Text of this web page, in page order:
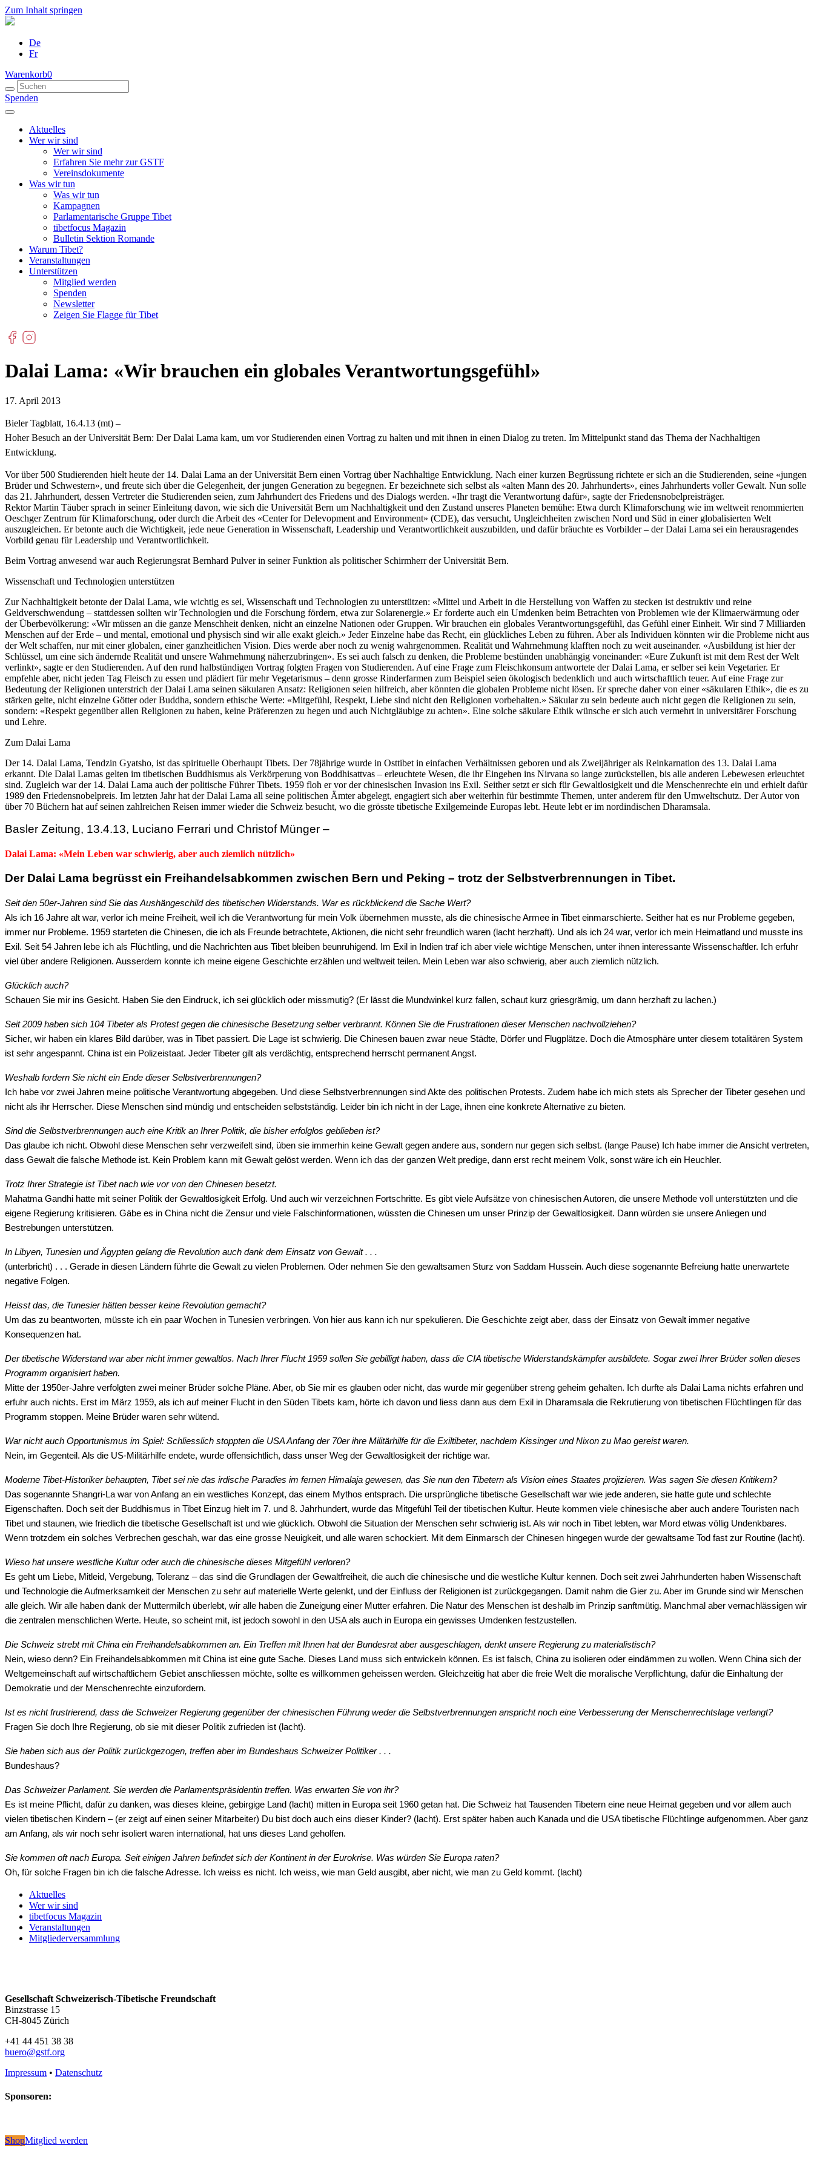
Zum Inhalt springen
De
Fr
Warenkorb0
Spenden
Aktuelles
Wer wir sind
Wer wir sind
Erfahren Sie mehr zur GSTF
Vereinsdokumente
Was wir tun
Was wir tun
Kampagnen
Parlamentarische Gruppe Tibet
tibetfocus Magazin
Bulletin Sektion Romande
Warum Tibet?
Veranstaltungen
Unterstützen
Mitglied werden
Spenden
Newsletter
Zeigen Sie Flagge für Tibet
Dalai Lama: «Wir brauchen ein globales Verantwortungsgefühl»
17. April 2013
Bieler Tagblatt, 16.4.13 (mt) –
Hoher Besuch an der Universität Bern: Der Dalai Lama kam, um vor Studierenden einen Vortrag zu halten und mit ihnen in einen Dialog zu treten. Im Mittelpunkt stand das Thema der Nachhaltigen
Entwicklung.
Vor über 500 Studierenden hielt heute der 14. Dalai Lama an der Universität Bern einen Vortrag über Nachhaltige Entwicklung. Nach einer kurzen Begrüssung richtete er sich an die Studierenden, seine «jungen
Brüder und Schwestern», und freute sich über die Gelegenheit, der jungen Generation zu begegnen. Er bezeichnete sich selbst als «alten Mann des 20. Jahrhunderts», eines Jahrhunderts voller Gewalt. Nun solle
das 21. Jahrhundert, dessen Vertreter die Studierenden seien, zum Jahrhundert des Friedens und des Dialogs werden. «Ihr tragt die Verantwortung dafür», sagte der Friedensnobelpreisträger.
Rektor Martin Täuber sprach in seiner Einleitung davon, wie sich die Universität Bern um Nachhaltigkeit und den Zustand unseres Planeten bemühe: Etwa durch Klimaforschung wie im weltweit renommierten
Oeschger Zentrum für Klimaforschung, oder durch die Arbeit des «Center for Delevopment and Environment» (CDE), das versucht, Ungleichheiten zwischen Nord und Süd in einer globalisierten Welt
auszugleichen. Er betonte auch die Wichtigkeit, jede neue Generation in Wissenschaft, Leadership und Verantwortlichkeit auszubilden, und dafür bräuchte es Vorbilder – der Dalai Lama sei ein herausragendes
Vorbild genau für Leadership und Verantwortlichkeit.
Beim Vortrag anwesend war auch Regierungsrat Bernhard Pulver in seiner Funktion als politischer Schirmherr der Universität Bern.
Wissenschaft und Technologien unterstützen
Zur Nachhaltigkeit betonte der Dalai Lama, wie wichtig es sei, Wissenschaft und Technologien zu unterstützen: «Mittel und Arbeit in die Herstellung von Waffen zu stecken ist destruktiv und reine
Geldverschwendung – stattdessen sollten wir Technologien und die Forschung fördern, etwa zur Solarenergie.» Er forderte auch ein Umdenken beim Betrachten von Problemen wie der Klimaerwärmung oder
der Überbevölkerung: «Wir müssen an die ganze Menschheit denken, nicht an einzelne Nationen oder Gruppen. Wir brauchen ein globales Verantwortungsgefühl, das Gefühl einer Einheit. Wir sind 7 Milliarden
Menschen auf der Erde – und mental, emotional und physisch sind wir alle exakt gleich.» Jeder Einzelne habe das Recht, ein glückliches Leben zu führen. Aber als Individuen könnten wir die Probleme nicht aus
der Welt schaffen, nur mit einer globalen, einer ganzheitlichen Vision. Dies werde aber noch zu wenig wahrgenommen. Realität und Wahrnehmung klafften noch zu weit auseinander. «Ausbildung ist hier der
Schlüssel, um eine sich ändernde Realität und unsere Wahrnehmung näherzubringen». Es sei auch falsch zu denken, die Probleme bestünden unabhängig voneinander: «Eure Zukunft ist mit dem Rest der Welt
verlinkt», sagte er den Studierenden. Auf den rund halbstündigen Vortrag folgten Fragen von Studierenden. Auf eine Frage zum Fleischkonsum antwortete der Dalai Lama, er selber sei kein Vegetarier. Er
empfehle aber, nicht jeden Tag Fleisch zu essen und plädiert für mehr Vegetarismus – denn grosse Rinderfarmen zum Beispiel seien ökologisch bedenklich und auch wirtschaftlich teuer. Auf eine Frage zur
Bedeutung der Religionen unterstrich der Dalai Lama seinen säkularen Ansatz: Religionen seien hilfreich, aber könnten die globalen Probleme nicht lösen. Er spreche daher von einer «säkularen Ethik», die es zu
stärken gelte, nicht einzelne Götter oder Buddha, sondern ethische Werte: «Mitgefühl, Respekt, Liebe sind nicht den Religionen vorbehalten.» Säkular zu sein bedeute auch nicht gegen die Religionen zu sein,
sondern: «Respekt gegenüber allen Religionen zu haben, keine Präferenzen zu hegen und auch Nichtgläubige zu achten». Eine solche säkulare Ethik wünsche er sich auch vermehrt in universitärer Forschung
und Lehre.
Zum Dalai Lama
Der 14. Dalai Lama, Tendzin Gyatsho, ist das spirituelle Oberhaupt Tibets. Der 78jährige wurde in Osttibet in einfachen Verhältnissen geboren und als Zweijähriger als Reinkarnation des 13. Dalai Lama
erkannt. Die Dalai Lamas gelten im tibetischen Buddhismus als Verkörperung von Boddhisattvas – erleuchtete Wesen, die ihr Eingehen ins Nirvana so lange zurückstellen, bis alle anderen Lebewesen erleuchtet
sind. Zugleich war der 14. Dalai Lama auch der politische Führer Tibets. 1959 floh er vor der chinesischen Invasion ins Exil. Seither setzt er sich für Gewaltlosigkeit und die Menschenrechte ein und erhielt dafür
1989 den Friedensnobelpreis. Im letzten Jahr hat der Dalai Lama all seine politischen Ämter abgelegt, engagiert sich aber weiterhin für bestimmte Themen, unter anderem für den Umweltschutz. Der Autor von
über 70 Büchern hat auf seinen zahlreichen Reisen immer wieder die Schweiz besucht, wo die grösste tibetische Exilgemeinde Europas lebt. Heute lebt er im nordindischen Dharamsala.
Basler Zeitung, 13.4.13, Luciano Ferrari und Christof Münger –
Dalai Lama: «Mein Leben war schwierig, aber auch ziemlich nützlich»
Der Dalai Lama begrüsst ein Freihandelsabkommen zwischen Bern und Peking – trotz der Selbstverbrennungen in Tibet.
Seit den 50er-Jahren sind Sie das Aushängeschild des tibetischen Widerstands. War es rückblickend die Sache Wert?
Als ich 16 Jahre alt war, verlor ich meine Freiheit, weil ich die Verantwortung für mein Volk übernehmen musste, als die chinesische Armee in Tibet einmarschierte. Seither hat es nur Probleme gegeben,
immer nur Probleme. 1959 starteten die Chinesen, die ich als Freunde betrachtete, Aktionen, die nicht sehr freundlich waren (lacht herzhaft). Und als ich 24 war, verlor ich mein Heimatland und musste ins
Exil. Seit 54 Jahren lebe ich als Flüchtling, und die Nachrichten aus Tibet bleiben beunruhigend. Im Exil in Indien traf ich aber viele wichtige Menschen, unter ihnen interessante Wissenschaftler. Ich erfuhr
viel über andere Religionen. Ausserdem konnte ich meine eigene Geschichte erzählen und weltweit teilen. Mein Leben war also schwierig, aber auch ziemlich nützlich.
Glücklich auch?
Schauen Sie mir ins Gesicht. Haben Sie den Eindruck, ich sei glücklich oder missmutig? (Er lässt die Mundwinkel kurz fallen, schaut kurz griesgrämig, um dann herzhaft zu lachen.)
Seit 2009 haben sich 104 Tibeter als Protest gegen die chinesische Besetzung selber verbrannt. Können Sie die Frustrationen dieser Menschen nachvollziehen?
Sicher, wir haben ein klares Bild darüber, was in Tibet passiert. Die Lage ist schwierig. Die Chinesen bauen zwar neue Städte, Dörfer und Flugplätze. Doch die Atmosphäre unter diesem totalitären System
ist sehr angespannt. China ist ein Polizeistaat. Jeder Tibeter gilt als verdächtig, entsprechend herrscht permanent Angst.
Weshalb fordern Sie nicht ein Ende dieser Selbstverbrennungen?
Ich habe vor zwei Jahren meine politische Verantwortung abgegeben. Und diese Selbstverbrennungen sind Akte des politischen Protests. Zudem habe ich mich stets als Sprecher der Tibeter gesehen und
nicht als ihr Herrscher. Diese Menschen sind mündig und entscheiden selbstständig. Leider bin ich nicht in der Lage, ihnen eine konkrete Alternative zu bieten.
Sind die Selbstverbrennungen auch eine Kritik an Ihrer Politik, die bisher erfolglos geblieben ist?
Das glaube ich nicht. Obwohl diese Menschen sehr verzweifelt sind, üben sie immerhin keine Gewalt gegen andere aus, sondern nur gegen sich selbst. (lange Pause) Ich habe immer die Ansicht vertreten,
dass Gewalt die falsche Methode ist. Kein Problem kann mit Gewalt gelöst werden. Wenn ich das der ganzen Welt predige, dann erst recht meinem Volk, sonst wäre ich ein Heuchler.
Trotz Ihrer Strategie ist Tibet nach wie vor von den Chinesen besetzt.
Mahatma Gandhi hatte mit seiner Politik der Gewaltlosigkeit Erfolg. Und auch wir verzeichnen Fortschritte. Es gibt viele Aufsätze von chinesischen Autoren, die unsere Methode voll unterstützten und die
eigene Regierung kritisieren. Gäbe es in China nicht die Zensur und viele Falschinformationen, wüssten die Chinesen um unser Prinzip der Gewaltlosigkeit. Dann würden sie unsere Anliegen und
Bestrebungen unterstützen.
In Libyen, Tunesien und Ägypten gelang die Revolution auch dank dem Einsatz von Gewalt . . .
(unterbricht) . . . Gerade in diesen Ländern führte die Gewalt zu vielen Problemen. Oder nehmen Sie den gewaltsamen Sturz von Saddam Hussein. Auch diese sogenannte Befreiung hatte unerwartete
negative Folgen.
Heisst das, die Tunesier hätten besser keine Revolution gemacht?
Um das zu beantworten, müsste ich ein paar Wochen in Tunesien verbringen. Von hier aus kann ich nur spekulieren. Die Geschichte zeigt aber, dass der Einsatz von Gewalt immer negative
Konsequenzen hat.
Der tibetische Widerstand war aber nicht immer gewaltlos. Nach Ihrer Flucht 1959 sollen Sie gebilligt haben, dass die CIA tibetische Widerstandskämpfer ausbildete. Sogar zwei Ihrer Brüder sollen dieses
Programm organisiert haben.
Mitte der 1950er-Jahre verfolgten zwei meiner Brüder solche Pläne. Aber, ob Sie mir es glauben oder nicht, das wurde mir gegenüber streng geheim gehalten. Ich durfte als Dalai Lama nichts erfahren und
erfuhr auch nichts. Erst im März 1959, als ich auf meiner Flucht in den Süden Tibets kam, hörte ich davon und liess dann aus dem Exil in Dharamsala die Rekrutierung von tibetischen Flüchtlingen für das
Programm stoppen. Meine Brüder waren sehr wütend.
War nicht auch Opportunismus im Spiel: Schliesslich stoppten die USA Anfang der 70er ihre Militärhilfe für die Exiltibeter, nachdem Kissinger und Nixon zu Mao gereist waren.
Nein, im Gegenteil. Als die US-Militärhilfe endete, wurde offensichtlich, dass unser Weg der Gewaltlosigkeit der richtige war.
Moderne Tibet-Historiker behaupten, Tibet sei nie das irdische Paradies im fernen Himalaja gewesen, das Sie nun den Tibetern als Vision eines Staates projizieren. Was sagen Sie diesen Kritikern?
Das sogenannte Shangri-La war von Anfang an ein westliches Konzept, das einem Mythos entsprach. Die ursprüngliche tibetische Gesellschaft war wie jede anderen, sie hatte gute und schlechte
Eigenschaften. Doch seit der Buddhismus in Tibet Einzug hielt im 7. und 8. Jahrhundert, wurde das Mitgefühl Teil der tibetischen Kultur. Heute kommen viele chinesische aber auch andere Touristen nach
Tibet und staunen, wie friedlich die tibetische Gesellschaft ist und wie glücklich. Obwohl die Situation der Menschen sehr schwierig ist. Als wir noch in Tibet lebten, war Mord etwas völlig Undenkbares.
Wenn trotzdem ein solches Verbrechen geschah, war das eine grosse Neuigkeit, und alle waren schockiert. Mit dem Einmarsch der Chinesen hingegen wurde der gewaltsame Tod fast zur Routine (lacht).
Wieso hat unsere westliche Kultur oder auch die chinesische dieses Mitgefühl verloren?
Es geht um Liebe, Mitleid, Vergebung, Toleranz – das sind die Grundlagen der Gewaltfreiheit, die auch die chinesische und die westliche Kultur kennen. Doch seit zwei Jahrhunderten haben Wissenschaft
und Technologie die Aufmerksamkeit der Menschen zu sehr auf materielle Werte gelenkt, und der Einfluss der Religionen ist zurückgegangen. Damit nahm die Gier zu. Aber im Grunde sind wir Menschen
alle gleich. Wir alle haben dank der Muttermilch überlebt, wir alle haben die Zuneigung einer Mutter erfahren. Die Natur des Menschen ist deshalb im Prinzip sanftmütig. Manchmal aber vernachlässigen wir
die zentralen menschlichen Werte. Heute, so scheint mit, ist jedoch sowohl in den USA als auch in Europa ein gewisses Umdenken festzustellen.
Die Schweiz strebt mit China ein Freihandelsabkommen an. Ein Treffen mit Ihnen hat der Bundesrat aber ausgeschlagen, denkt unsere Regierung zu materialistisch?
Nein, wieso denn? Ein Freihandelsabkommen mit China ist eine gute Sache. Dieses Land muss sich entwickeln können. Es ist falsch, China zu isolieren oder eindämmen zu wollen. Wenn China sich der
Weltgemeinschaft auf wirtschaftlichem Gebiet anschliessen möchte, sollte es willkommen geheissen werden. Gleichzeitig hat aber die freie Welt die moralische Verpflichtung, dafür die Einhaltung der
Demokratie und der Menschenrechte einzufordern.
Ist es nicht frustrierend, dass die Schweizer Regierung gegenüber der chinesischen Führung weder die Selbstverbrennungen anspricht noch eine Verbesserung der Menschenrechtslage verlangt?
Fragen Sie doch Ihre Regierung, ob sie mit dieser Politik zufrieden ist (lacht).
Sie haben sich aus der Politik zurückgezogen, treffen aber im Bundeshaus Schweizer Politiker . . .
Bundeshaus?
Das Schweizer Parlament. Sie werden die Parlamentspräsidentin treffen. Was erwarten Sie von ihr?
Es ist meine Pflicht, dafür zu danken, was dieses kleine, gebirgige Land (lacht) mitten in Europa seit 1960 getan hat. Die Schweiz hat Tausenden Tibetern eine neue Heimat gegeben und vor allem auch
vielen tibetischen Kindern – (er zeigt auf einen seiner Mitarbeiter) Du bist doch auch eins dieser Kinder? (lacht). Erst später haben auch Kanada und die USA tibetische Flüchtlinge aufgenommen. Aber ganz
am Anfang, als wir noch sehr isoliert waren international, hat uns dieses Land geholfen.
Sie kommen oft nach Europa. Seit einigen Jahren befindet sich der Kontinent in der Eurokrise. Was würden Sie Europa raten?
Oh, für solche Fragen bin ich die falsche Adresse. Ich weiss es nicht. Ich weiss, wie man Geld ausgibt, aber nicht, wie man zu Geld kommt. (lacht)
Aktuelles
Wer wir sind
tibetfocus Magazin
Veranstaltungen
Mitgliederversammlung
Gesellschaft Schweizerisch-Tibetische Freundschaft
Binzstrasse 15
CH-8045 Zürich
+41 44 451 38 38
buero@gstf.org
Impressum • Datenschutz
Sponsoren:
ShopMitglied werden